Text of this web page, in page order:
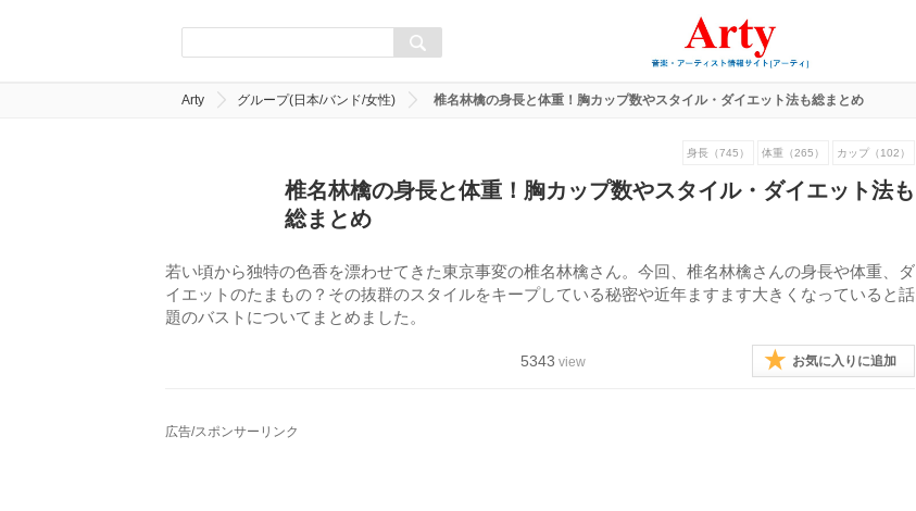
Arty グループ(日本/バンド/女性) 椎名林檎の身長と体重！胸カップ数やスタイル・ダイエット法も総まとめ
身長（745） 体重（265） カップ（102）
椎名林檎の身長と体重！胸カップ数やスタイル・ダイエット法も
総まとめ
若い頃から独特の色香を漂わせてきた東京事変の椎名林檎さん。今回、椎名林檎さんの身長や体重、ダ
イエットのたまもの？その抜群のスタイルをキープしている秘密や近年ますます大きくなっていると話
題のバストについてまとめました。
5343 view お気に入りに追加
広告/スポンサーリンク